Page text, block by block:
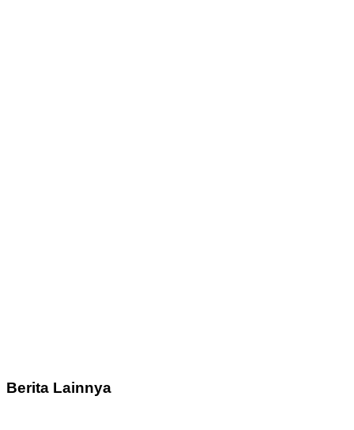
Berita Lainnya